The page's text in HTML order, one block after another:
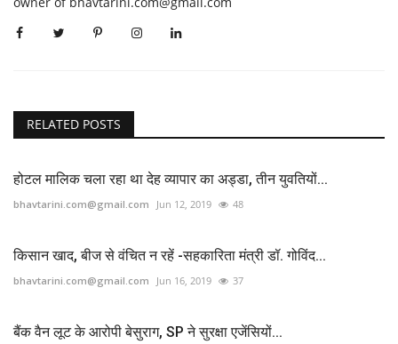
RELATED POSTS
होटल मालिक चला रहा था देह व्यापार का अड्डा, तीन युवतियों...
bhavtarini.com@gmail.com Jun 12, 2019 48
किसान खाद, बीज से वंचित न रहें -सहकारिता मंत्री डॉ. गोविंद...
bhavtarini.com@gmail.com Jun 16, 2019 37
बैंक वैन लूट के आरोपी बेसुराग, SP ने सुरक्षा एजेंसियों...